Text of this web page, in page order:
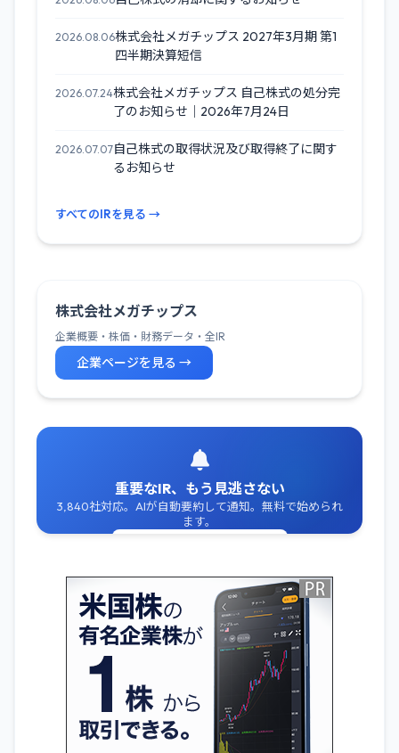
2026.08.06株式会社メガチップス 2027年3月期 第1
四半期決算短信
2026.07.24株式会社メガチップス 自己株式の処分完
了のお知らせ｜2026年7月24日
2026.07.07自己株式の取得状況及び取得終了に関す
るお知らせ
すべてのIRを見る →
株式会社メガチップス
企業概要・株価・財務データ・全IR
企業ページを見る →
重要なIR、もう見逃さない
3,840社対応。AIが自動要約して通知。無料で始められ
ます。